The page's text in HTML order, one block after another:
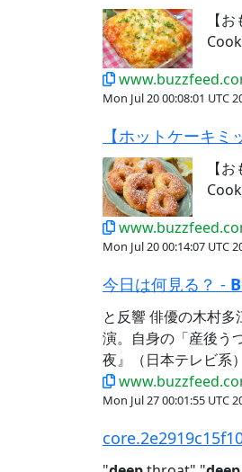
【
Mon Jul 20 00:08:01 UTC
【
Mon Jul 20 00:14:07 UTC
今日は何見る？ -
と反響 俳優の木村
演。自身の「産後う
夜』（日本テレビ系
Mon Jul 27 00:01:55 UTC